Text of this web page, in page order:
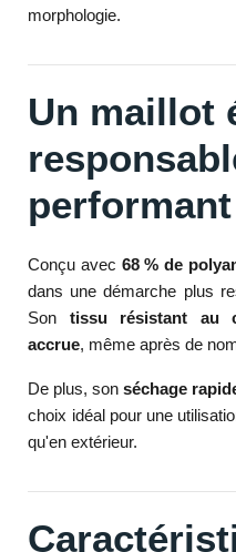
morphologie.
Un maillot
performant
Conçu avec 68 % de
dans une démarche plus
Son tissu résistant au
accrue, même après de
De plus, sonséchage
choix idéal pour une
qu'en extérieur.